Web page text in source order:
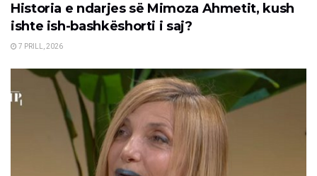
Historia e ndarjes së Mimoza Ahmetit, kush
ishte ish-bashkëshorti i saj?
7 PRILL, 2026